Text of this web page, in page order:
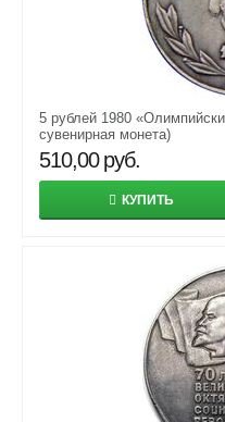
5 рублей 1980
сувенирная монета)
510,00 руб.
КУПИТЬ